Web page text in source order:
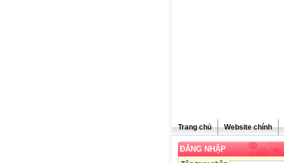
Trang chủ Website chính
ĐĂNG NHẬP